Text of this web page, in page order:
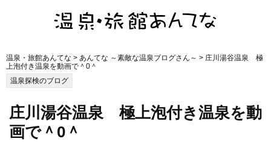
温泉・旅館あんてな > あんてな ～素敵な温泉ブログさん～ > 庄川湯谷温泉 極
上泡付き温泉を動画で＾0＾
温泉探検のブログ
庄川湯谷温泉 極上泡付き温泉を動
画で＾0＾